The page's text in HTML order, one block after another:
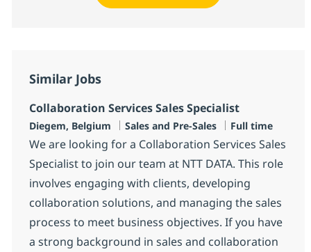
Similar Jobs
Collaboration Services Sales Specialist
Location
Diegem, Belgium Category
Sales and Pre-Sales Job Type
Full time
We are looking for a Collaboration Services Sales
Specialist to join our team at NTT DATA. This role
involves engaging with clients, developing
collaboration solutions, and managing the sales
process to meet business objectives. If you have
a strong background in sales and collaboration